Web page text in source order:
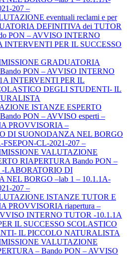
207 –
eventuali reclami e per
DEFINITIVA dei TUTOR
PON – AVVISO INTERNO
INTERVENTI PER IL SUCCESSO
GRADUATORIA
PON – AVVISO INTERNO
INTERVENTI PER IL
DEGLI STUDENTI- IL
ISTANZE ESPERTO
PON – AVVISO esperti –
PROVVISORIA –
DI SUONODANZA NEL BORGO
FSEPON-CL-2021-207 –
VALUTAZIONE
RIAPERTURA Bando PON –
-LABORATORIO DI
NEL BORGO –lab 1 – 10.1.1A-
207 –
ISTANZE TUTOR E
PROVVISORIA riapertura –
INTERNO TUTOR -10.1.1A
IL SUCCESSO SCOLASTICO
IL PICCOLO NATURALISTA
VALUTAZIONE
– Bando PON – AVVISO